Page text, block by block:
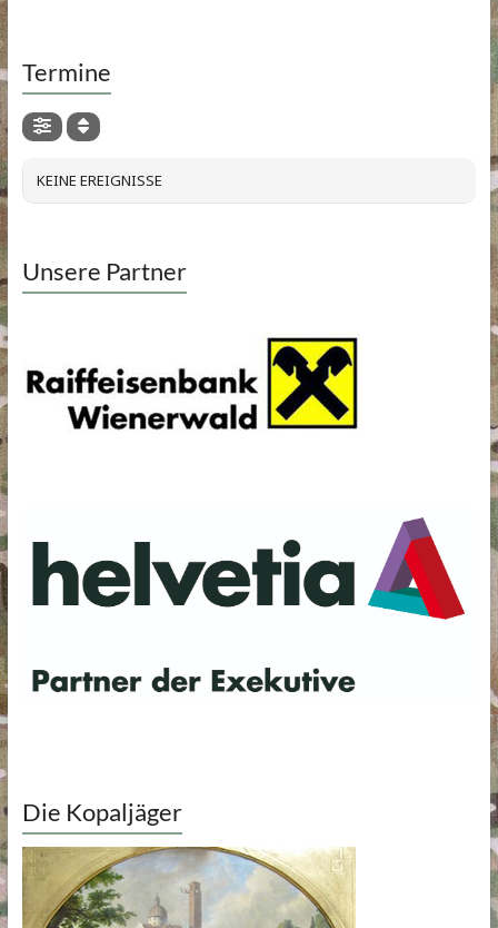
Termine
KEINE EREIGNISSE
Unsere Partner
Die Kopaljäger